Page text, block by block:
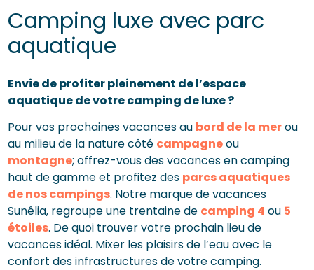
Camping luxe avec parc
aquatique
Envie de profiter pleinement de l’espace
aquatique de votre camping de luxe ?
Pour vos prochaines vacances au bord de la merou
au milieu de la nature côté campagneou
montagne; offrez-vous des vacances en camping
haut de gamme et profitez des parcs aquatiques
de nos campings. Notre marque de vacances
Sunêlia, regroupe une trentaine de camping 4 ou 5
étoiles. De quoi trouver votre prochain lieu de
vacances idéal. Mixer les plaisirs de l’eau avec le
confort des infrastructures de votre camping.